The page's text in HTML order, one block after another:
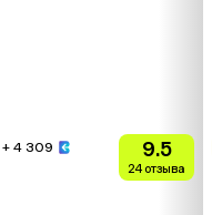
+ 4 309 9.5
24 отзыва